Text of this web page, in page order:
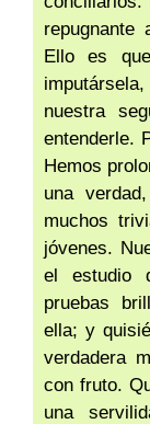
repugnante
Ello es
nuestra
entenderle.
Hemos
una
muchos
jóvenes.
el estudio
pruebas
ella; y
verdadera
con fruto.
una